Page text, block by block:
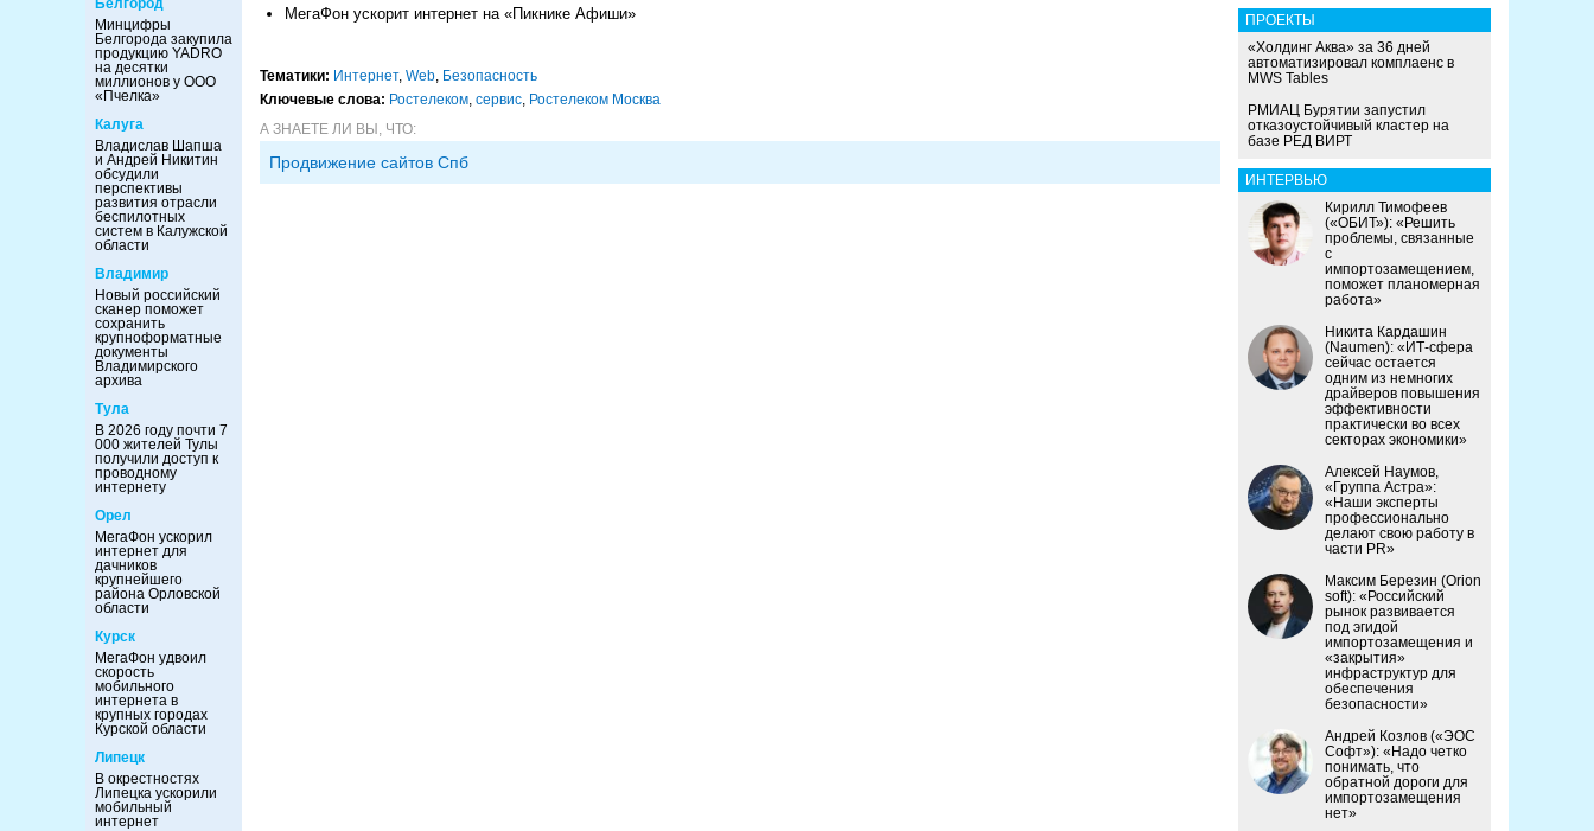
Белгород
Минцифры
Белгорода закупила
продукцию YADRO
на десятки
миллионов у ООО
«Пчелка»
Калуга
Владислав Шапша
и Андрей Никитин
обсудили
перспективы
развития отрасли
беспилотных
систем в Калужской
области
Владимир
Новый российский
сканер поможет
сохранить
крупноформатные
документы
Владимирского
архива
Тула
В 2026 году почти 7
000 жителей Тулы
получили доступ к
проводному
интернету
Орел
МегаФон ускорил
интернет для
дачников
крупнейшего
района Орловской
области
Курск
МегаФон удвоил
скорость
мобильного
интернета в
крупных городах
Курской области
Липецк
В окрестностях
Липецка ускорили
мобильный
интернет
МегаФон ускорит интернет на «Пикнике Афиши»
Тематики: Интернет, Web, Безопасность
Ключевые слова: Ростелеком, сервис, Ростелеком Москва
А ЗНАЕТЕ ЛИ ВЫ, ЧТО:
Продвижение сайтов Спб
ПРОЕКТЫ
«Холдинг Аква» за 36 дней
автоматизировал комплаенс в
MWS Tables
РМИАЦ Бурятии запустил
отказоустойчивый кластер на
базе РЕД ВИРТ
ИНТЕРВЬЮ
Кирилл Тимофеев
(«ОБИТ»): «Решить
проблемы, связанные
с
импортозамещением,
поможет планомерная
работа»
Никита Кардашин
(Naumen): «ИТ-сфера
сейчас остается
одним из немногих
драйверов повышения
эффективности
практически во всех
секторах экономики»
Алексей Наумов,
«Группа Астра»:
«Наши эксперты
профессионально
делают свою работу в
части PR»
Максим Березин (Orion
soft): «Российский
рынок развивается
под эгидой
импортозамещения и
«закрытия»
инфраструктур для
обеспечения
безопасности»
Андрей Козлов («ЭОС
Софт»): «Надо четко
понимать, что
обратной дороги для
импортозамещения
нет»